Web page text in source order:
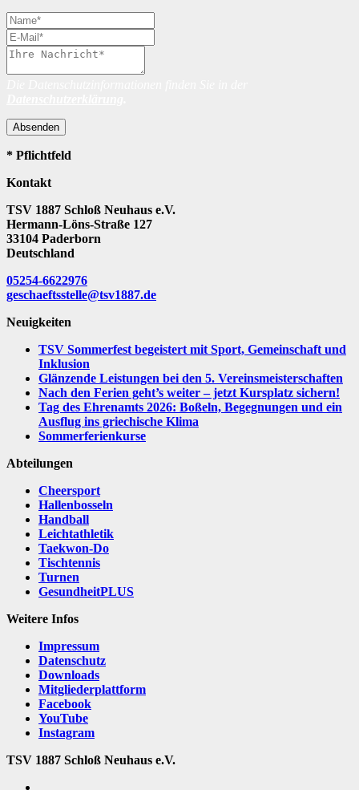
Absenden
* Pflichtfeld
Kontakt
TSV 1887 Schloß Neuhaus e.V.
Hermann-Löns-Straße 127
33104 Paderborn
Deutschland
05254-6622976
geschaeftsstelle@tsv1887.de
Neuigkeiten
TSV Sommerfest begeistert mit Sport, Gemeinschaft und
Inklusion
Glänzende Leistungen bei den 5. Vereinsmeisterschaften
Nach den Ferien geht’s weiter – jetzt Kursplatz sichern!
Tag des Ehrenamts 2026: Boßeln, Begegnungen und ein
Ausflug ins griechische Klima
Sommerferienkurse
Abteilungen
Cheersport
Hallenbosseln
Handball
Leichtathletik
Taekwon-Do
Tischtennis
Turnen
GesundheitPLUS
Weitere Infos
Impressum
Datenschutz
Downloads
Mitgliederplattform
Facebook
YouTube
Instagram
TSV 1887 Schloß Neuhaus e.V.